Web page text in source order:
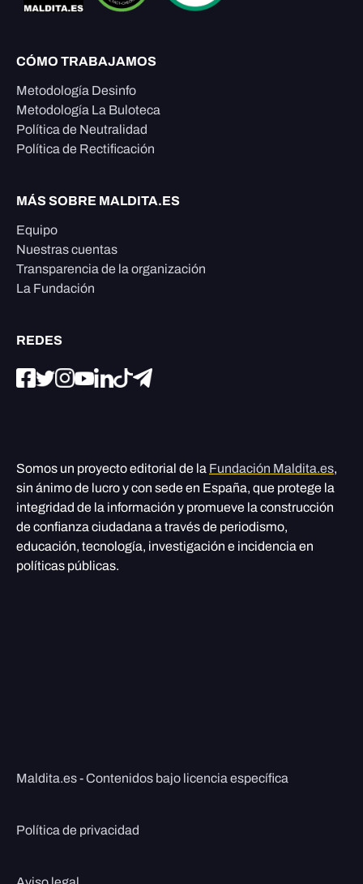
CÓMO TRABAJAMOS
Metodología Desinfo
Metodología La Buloteca
Política de Neutralidad
Política de Rectificación
MÁS SOBRE MALDITA.ES
Equipo
Nuestras cuentas
Transparencia de la organización
La Fundación
REDES
Somos un proyecto editorial de la Fundación Maldita.es,
sin ánimo de lucro y con sede en España, que protege la
integridad de la información y promueve la construcción
de confianza ciudadana a través de periodismo,
educación, tecnología, investigación e incidencia en
políticas públicas.
Maldita.es - Contenidos bajo licencia específica
Política de privacidad